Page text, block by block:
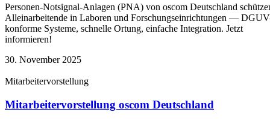
Personen-Notsignal-Anlagen (PNA) von oscom Deutschland
Alleinarbeitende in Laboren und Forschungseinrichtungen —
konforme Systeme, schnelle Ortung, einfache Integration. Jetzt
informieren!
30. November 2025
Mitarbeitervorstellung
Mitarbeitervorstellung oscom Deutschland